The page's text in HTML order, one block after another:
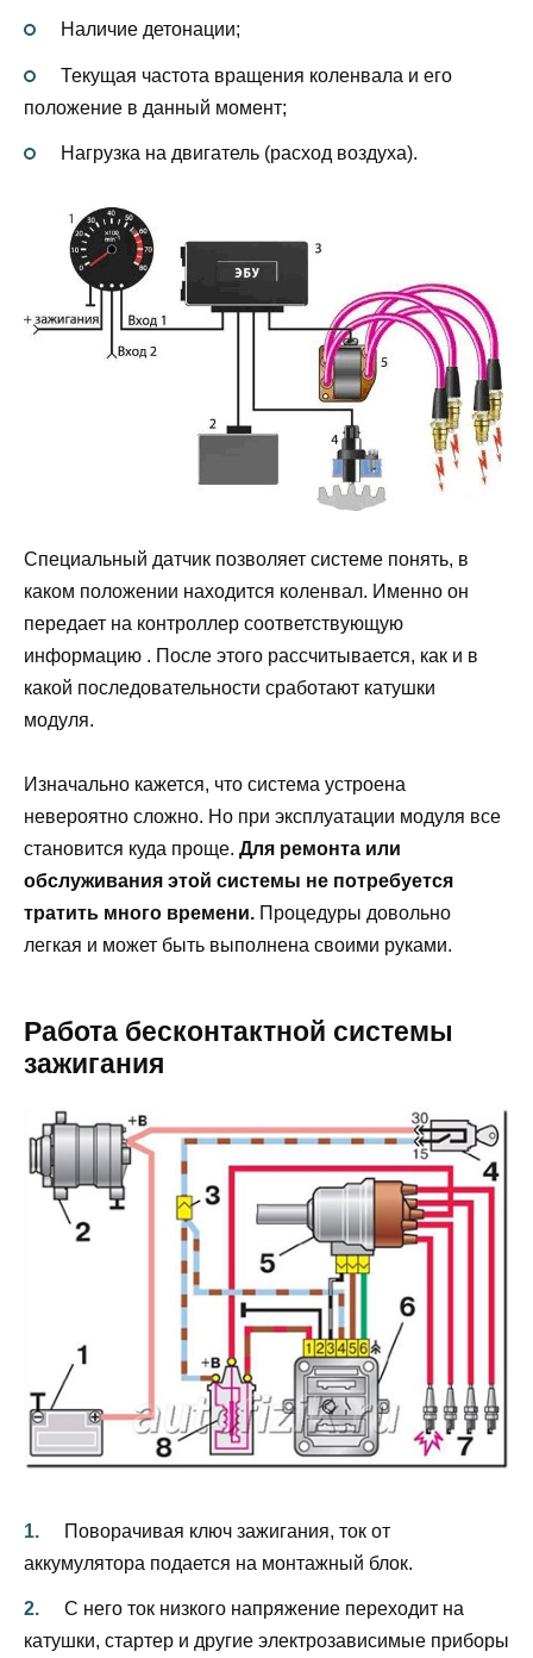
Наличие детонации;
Текущая частота вращения коленвала и его
положение в данный момент;
Нагрузка на двигатель (расход воздуха).
Специальный датчик позволяет системе понять, в
каком положении находится коленвал. Именно он
передает на контроллер соответствующую
информацию . После этого рассчитывается, как и в
какой последовательности сработают катушки
модуля.
Изначально кажется, что система устроена
невероятно сложно. Но при эксплуатации модуля все
становится куда проще. Для ремонта или
обслуживания этой системы не потребуется
тратить много времени. Процедуры довольно
легкая и может быть выполнена своими руками.
Работа бесконтактной системы
зажигания
Поворачивая ключ зажигания, ток от
аккумулятора подается на монтажный блок.
С него ток низкого напряжение переходит на
катушки, стартер и другие электрозависимые приборы